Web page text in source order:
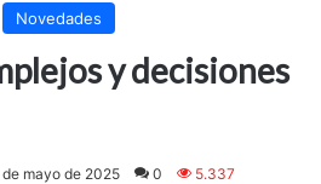
Novedades
y decisiones
de mayo de 2025 0 5.337